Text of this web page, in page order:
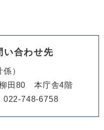
い合わせ先
係
田80 本庁舎4階
022-748-6758